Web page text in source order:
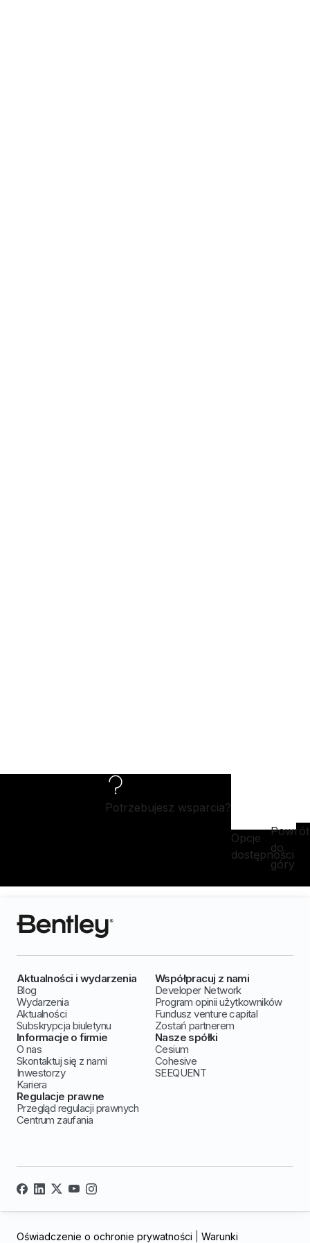
Potrzebujesz wsparcia?
Opcje
dostępności
Powrót
do
góry
Aktualności i wydarzenia
Blog
Wydarzenia
Aktualności
Subskrypcja biuletynu
Współpracuj z nami
Developer Network
Program opinii użytkowników
Fundusz venture capital
Zostań partnerem
Informacje o firmie
O nas
Skontaktuj się z nami
Inwestorzy
Kariera
Nasze spółki
Cesium
Cohesive
SEEQUENT
Regulacje prawne
Przegląd regulacji prawnych
Centrum zaufania
Oświadczenie o ochronie prywatności
Warunki